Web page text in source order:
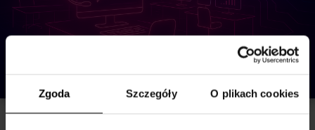
Zgoda Szczegóły O plikach cookies